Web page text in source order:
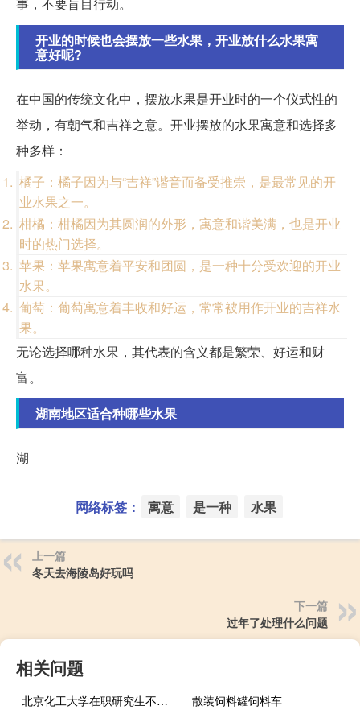
开业的时候也会摆放一些水果，开业放什么水果寓
意好呢?
在中国的传统文化中，摆放水果是开业时的一个仪式性的
举动，有朝气和吉祥之意。开业摆放的水果寓意和选择多
种多样：
橘子：橘子因为与“吉祥”谐音而备受推崇，是最常见的开
业水果之一。
柑橘：柑橘因为其圆润的外形，寓意和谐美满，也是开业
时的热门选择。
苹果：苹果寓意着平安和团圆，是一种十分受欢迎的开业
水果。
葡萄：葡萄寓意着丰收和好运，常常被用作开业的吉祥水
果。
无论选择哪种水果，其代表的含义都是繁荣、好运和财
富。
湖南地区适合种哪些水果
湖
网络标签： 寓意 是一种 水果
上一篇
冬天去海陵岛好玩吗
下一篇
过年了处理什么问题
相关问题
北京化工大学在职研究生不考试可以入学吗
散装饲料罐饲料车